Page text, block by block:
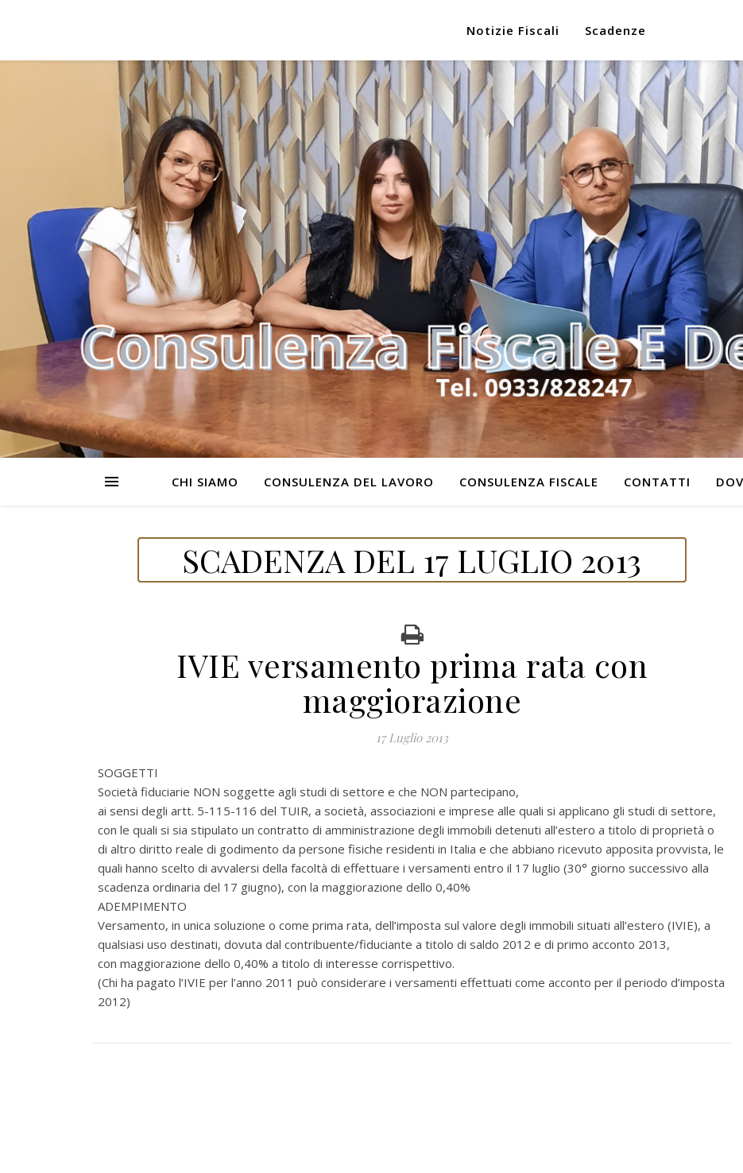
Notizie Fiscali Scadenze
CHI SIAMO CONSULENZA DEL LAVORO CONSULENZA FISCALE CONTATTI
SCADENZA DEL 17 LUGLIO 2013
IVIE versamento prima rata con
maggiorazione
17 Luglio 2013
SOGGETTI
Società fiduciarie NON soggette agli studi di settore e che NON partecipano,
ai sensi degli artt. 5-115-116 del TUIR, a società, associazioni e imprese alle quali si applicano gli studi di settore,
con le quali si sia stipulato un contratto di amministrazione degli immobili detenuti all’estero a titolo di proprietà o
di altro diritto reale di godimento da persone fisiche residenti in Italia e che abbiano ricevuto apposita provvista, le
quali hanno scelto di avvalersi della facoltà di effettuare i versamenti entro il 17 luglio (30° giorno successivo alla
scadenza ordinaria del 17 giugno), con la maggiorazione dello 0,40%
ADEMPIMENTO
Versamento, in unica soluzione o come prima rata, dell’imposta sul valore degli immobili situati all’estero (IVIE), a
qualsiasi uso destinati, dovuta dal contribuente/fiduciante a titolo di saldo 2012 e di primo acconto 2013,
con maggiorazione dello 0,40% a titolo di interesse corrispettivo.
(Chi ha pagato l’IVIE per l’anno 2011 può considerare i versamenti effettuati come acconto per il periodo d’imposta
2012)